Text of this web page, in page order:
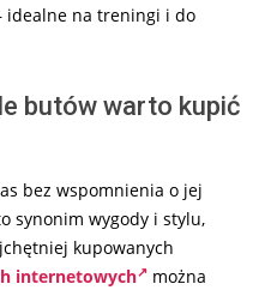
idealne na treningi i do
butów warto kupić
bez wspomnienia o jej
synonim wygody i stylu,
kupowanych
internetowych
można